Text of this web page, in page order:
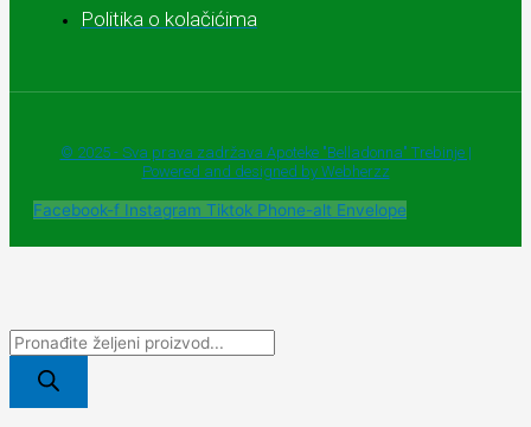
Politika o kolačićima
© 2025 - Sva prava zadržava Apoteke "Belladonna" Trebinje |
Powered and designed by Webherzz
Facebook-f Instagram Tiktok Phone-alt Envelope